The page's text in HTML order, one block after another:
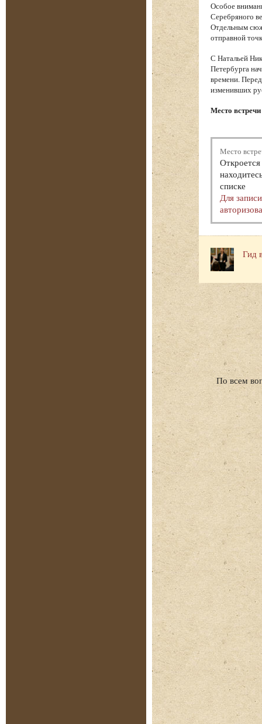
Особое
Серебряного
Отдельным
отправной
С Натальей
Петербурга
времени.
изменивших
Место
Место
списке
Для
Гид
По всем